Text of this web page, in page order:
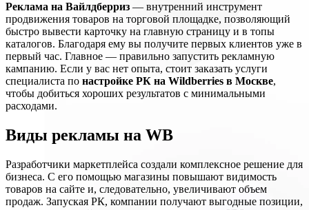
Реклама на Вайлдберриз— внутренний инструмент
продвижения товаров на торговой площадке, позволяющий
быстро вывести карточку на главную страницу и в топы
каталогов. Благодаря ему вы получите первых клиентов уже в
первый час. Главное — правильно запустить рекламную
кампанию. Если у вас нет опыта, стоит заказать услуги
специалиста по настройке РК на Wildberries в Москве,
чтобы добиться хороших результатов с минимальными
расходами.
Виды рекламы на WB
Разработчики маркетплейса создали комплексное решение для
бизнеса. С его помощью магазины повышают видимость
товаров на сайте и, следовательно, увеличивают объем
продаж. Запуская РК, компании получают выгодные позиции,